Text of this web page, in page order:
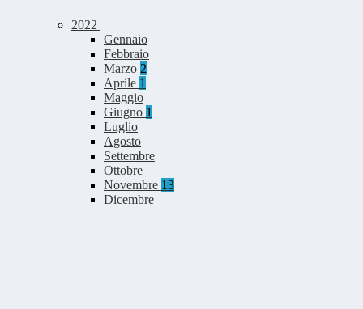
2022
Gennaio
Febbraio
Marzo 2
Aprile 1
Maggio
Giugno 1
Luglio
Agosto
Settembre
Ottobre
Novembre 13
Dicembre